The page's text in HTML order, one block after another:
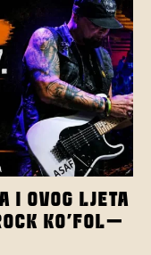
I OVOG LJETA
KO’FOL-